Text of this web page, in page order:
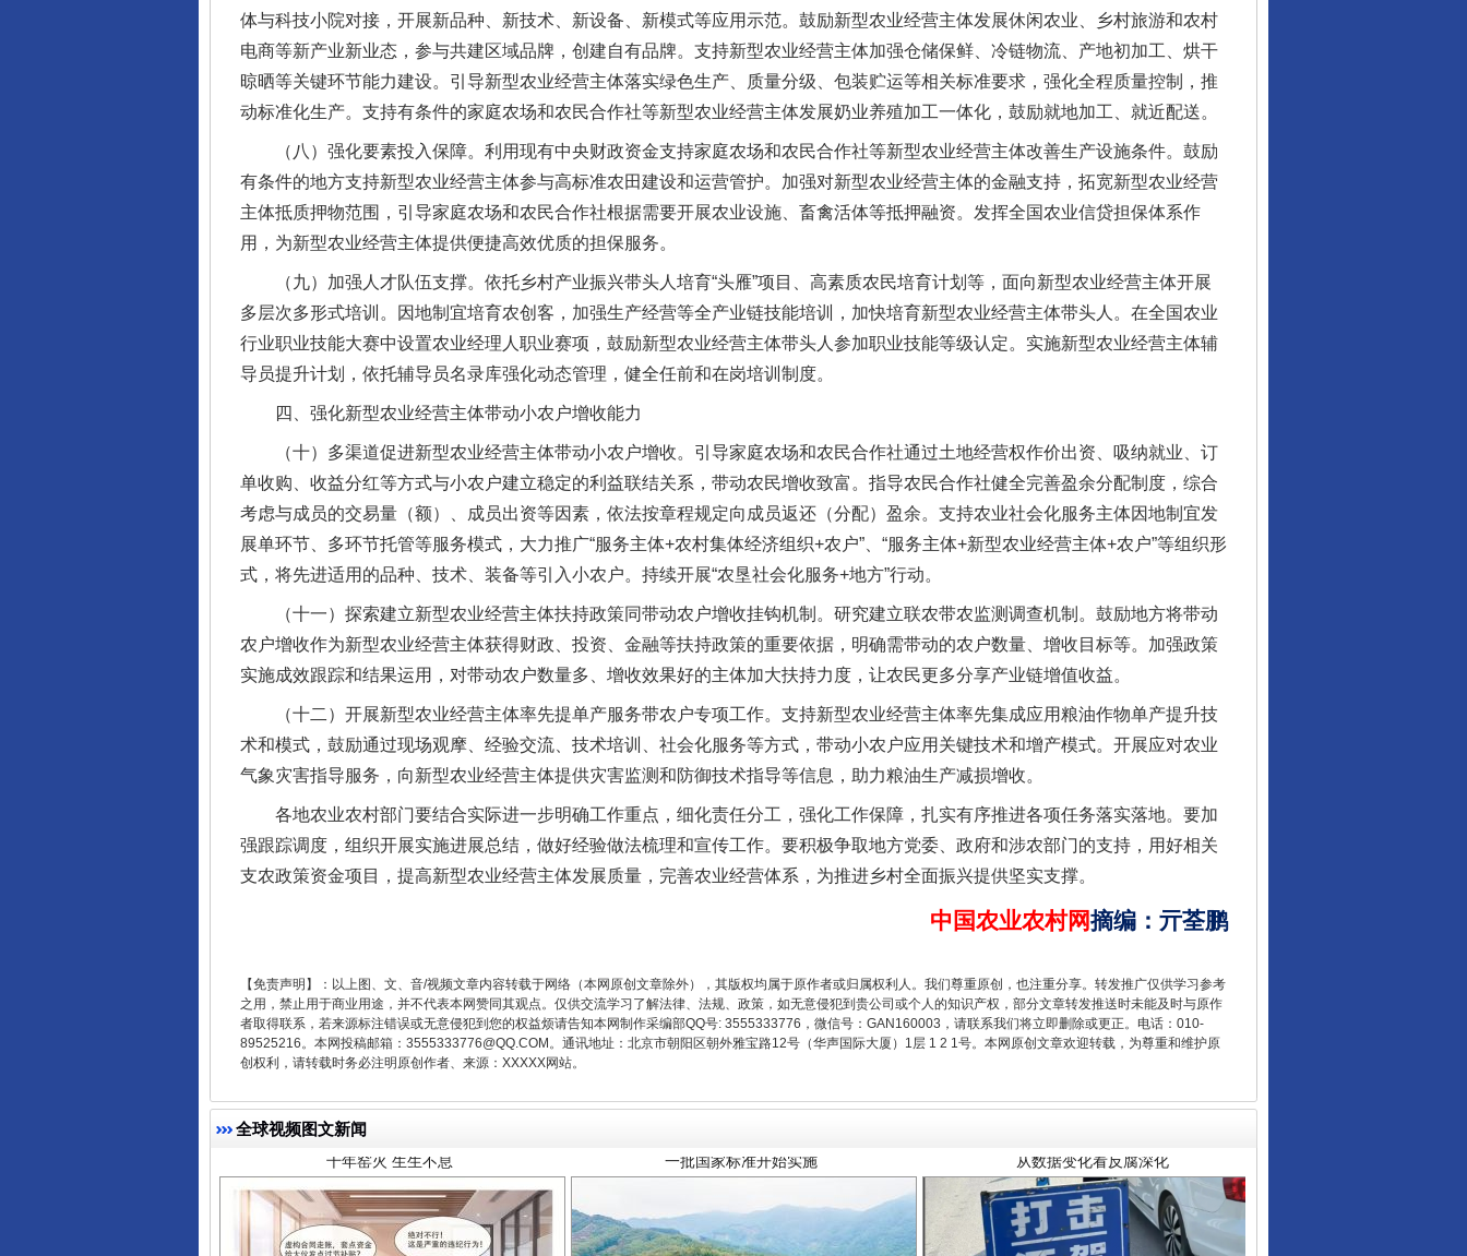
体与科技小院对接，开展新品种、新技术、新设备、新模式等应用示范。鼓励新型农业经营主体发展休闲农业、乡村旅游和农村
电商等新产业新业态，参与共建区域品牌，创建自有品牌。支持新型农业经营主体加强仓储保鲜、冷链物流、产地初加工、烘干
晾晒等关键环节能力建设。引导新型农业经营主体落实绿色生产、质量分级、包装贮运等相关标准要求，强化全程质量控制，推
动标准化生产。支持有条件的家庭农场和农民合作社等新型农业经营主体发展奶业养殖加工一体化，鼓励就地加工、就近配送。
（八）强化要素投入保障。利用现有中央财政资金支持家庭农场和农民合作社等新型农业经营主体改善生产设施条件。鼓励
有条件的地方支持新型农业经营主体参与高标准农田建设和运营管护。加强对新型农业经营主体的金融支持，拓宽新型农业经营
主体抵质押物范围，引导家庭农场和农民合作社根据需要开展农业设施、畜禽活体等抵押融资。发挥全国农业信贷担保体系作
用，为新型农业经营主体提供便捷高效优质的担保服务。
（九）加强人才队伍支撑。依托乡村产业振兴带头人培育“头雁”项目、高素质农民培育计划等，面向新型农业经营主体开展
多层次多形式培训。因地制宜培育农创客，加强生产经营等全产业链技能培训，加快培育新型农业经营主体带头人。在全国农业
行业职业技能大赛中设置农业经理人职业赛项，鼓励新型农业经营主体带头人参加职业技能等级认定。实施新型农业经营主体辅
导员提升计划，依托辅导员名录库强化动态管理，健全任前和在岗培训制度。
四、强化新型农业经营主体带动小农户增收能力
（十）多渠道促进新型农业经营主体带动小农户增收。引导家庭农场和农民合作社通过土地经营权作价出资、吸纳就业、订
单收购、收益分红等方式与小农户建立稳定的利益联结关系，带动农民增收致富。指导农民合作社健全完善盈余分配制度，综合
考虑与成员的交易量（额）、成员出资等因素，依法按章程规定向成员返还（分配）盈余。支持农业社会化服务主体因地制宜发
展单环节、多环节托管等服务模式，大力推广“服务主体+农村集体经济组织+农户”、“服务主体+新型农业经营主体+农户”等组织形
式，将先进适用的品种、技术、装备等引入小农户。持续开展“农垦社会化服务+地方”行动。
（十一）探索建立新型农业经营主体扶持政策同带动农户增收挂钩机制。研究建立联农带农监测调查机制。鼓励地方将带动
农户增收作为新型农业经营主体获得财政、投资、金融等扶持政策的重要依据，明确需带动的农户数量、增收目标等。加强政策
实施成效跟踪和结果运用，对带动农户数量多、增收效果好的主体加大扶持力度，让农民更多分享产业链增值收益。
（十二）开展新型农业经营主体率先提单产服务带农户专项工作。支持新型农业经营主体率先集成应用粮油作物单产提升技
术和模式，鼓励通过现场观摩、经验交流、技术培训、社会化服务等方式，带动小农户应用关键技术和增产模式。开展应对农业
气象灾害指导服务，向新型农业经营主体提供灾害监测和防御技术指导等信息，助力粮油生产减损增收。
各地农业农村部门要结合实际进一步明确工作重点，细化责任分工，强化工作保障，扎实有序推进各项任务落实落地。要加
强跟踪调度，组织开展实施进展总结，做好经验做法梳理和宣传工作。要积极争取地方党委、政府和涉农部门的支持，用好相关
支农政策资金项目，提高新型农业经营主体发展质量，完善农业经营体系，为推进乡村全面振兴提供坚实支撑。
中国农业农村网摘编 ： 亓荃鹏
【免责声明】：以上图、文、音/视频文章内容转载于网络（本网原创文章除外），其版权均属于原作者或归属权利人。我们尊重原创，也注重分享。转发推广仅供学习参考
之用，禁止用于商业用途，并不代表本网赞同其观点。仅供交流学习了解法律、法规、政策，如无意侵犯到贵公司或个人的知识产权，部分文章转发推送时未能及时与原作
者取得联系，若来源标注错误或无意侵犯到您的权益烦请告知本网制作采编部QQ号: 3555333776，微信号：GAN160003，请联系我们将立即删除或更正。电话：010-
89525216。本网投稿邮箱：3555333776@QQ.COM。通讯地址：北京市朝阳区朝外雅宝路12号（华声国际大厦）1层 1 2 1号。本网原创文章欢迎转载，为尊重和维护原
创权利，请转载时务必注明原创作者、来源：XXXXX网站。
全球视频图文新闻
完善运行机制助力责任有效落实 一纸欠条伤亲情 巡回调解促和解.. 行业协会接连发公告
东山县通报“牛蛙产品抗生素超标问题” 法徽映军营 权益有保障 让核能赋能千行百业
千年窑火 生生不息 一批国家标准开始实施 从数据变化看反腐深化